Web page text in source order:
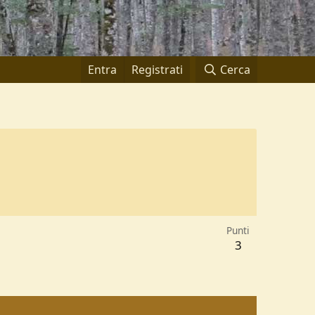
Entra Registrati Cerca
Punti
3